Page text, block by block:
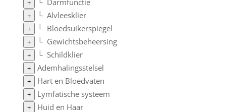
+ └ Darmfunctie
+ └ Alvleesklier
+ └ Bloedsuikerspiegel
+ └ Gewichtsbeheersing
+ └ Schildklier
+ Ademhalingsstelsel
+ Hart en Bloedvaten
+ Lymfatische systeem
+ Huid en Haar